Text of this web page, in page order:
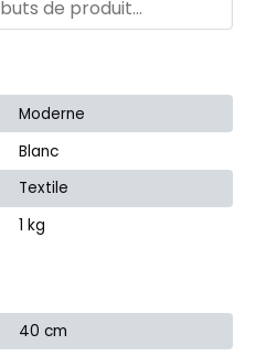
Moderne
Blanc
Textile
1 kg
40 cm